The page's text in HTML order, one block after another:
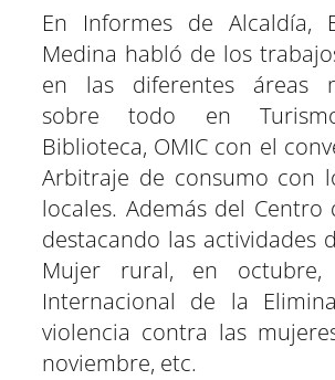
En Informes de Alcaldía,
Medina habló de los
en las diferentes áreas
sobre todo en
Biblioteca, OMIC con el
Arbitraje de consumo con
locales. Además del Centro
destacando las actividades
Mujer rural, en
Internacional de la
violencia contra las
noviembre, etc.